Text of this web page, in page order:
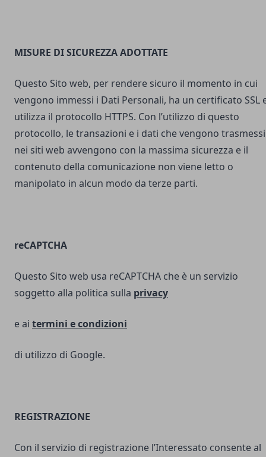
MISURE DI SICUREZZA ADOTTATE
Questo Sito web, per rendere sicuro il momento in cui
vengono immessi i Dati Personali, ha un certificato SSL
utilizza il protocollo HTTPS. Con l’utilizzo di questo
protocollo, le transazioni e i dati che vengono trasmessi
nei siti web avvengono con la massima sicurezza e il
contenuto della comunicazione non viene letto o
manipolato in alcun modo da terze parti.
reCAPTCHA
Questo Sito web usa reCAPTCHA che è un servizio
soggetto alla politica sulla privacy
e ai termini econdizioni
di utilizzo di Google.
REGISTRAZIONE
Con il servizio di registrazione l’Interessato consente al